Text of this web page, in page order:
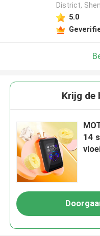
District,
5.0
Krijg de
14